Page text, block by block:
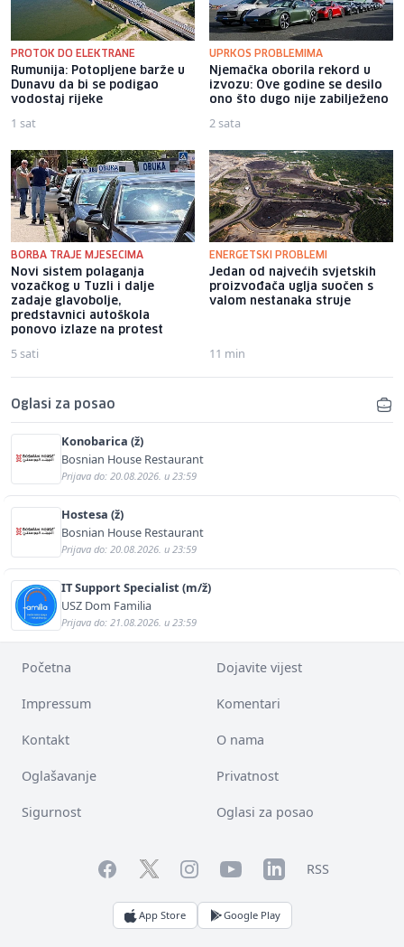
PROTOK DO ELEKTRANE
Rumunija: Potopljene barže u
Dunavu da bi se podigao
vodostaj rijeke
1 sat
UPRKOS PROBLEMIMA
Njemačka oborila rekord u
izvozu: Ove godine se desilo
ono što dugo nije zabilježeno
2 sata
BORBA TRAJE MJESECIMA
Novi sistem polaganja
vozačkog u Tuzli i dalje
zadaje glavobolje,
predstavnici autoškola
ponovo izlaze na protest
5 sati
ENERGETSKI PROBLEMI
Jedan od najvećih svjetskih
proizvođača uglja suočen s
valom nestanaka struje
11 min
Oglasi za posao
Konobarica (ž)
Bosnian House Restaurant
Prijava do: 20.08.2026. u 23:59
Hostesa (ž)
Bosnian House Restaurant
Prijava do: 20.08.2026. u 23:59
IT Support Specialist (m/ž)
USZ Dom Familia
Prijava do: 21.08.2026. u 23:59
Početna Dojavite vijest
Impressum Komentari
Kontakt O nama
Oglašavanje Privatnost
Sigurnost Oglasi za posao
FacebookTwitterInstagramYouTubeLinkedInRSS
App Store Google Play